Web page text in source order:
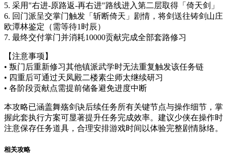
5. 采用"右进-原路返-再右进"路线进入第二层取得「倚天剑」
6. 回门派呈交掌门触发「斩断倚天」剧情，将剑送往铸剑山庄
欧潭林鉴定（需等待1时辰）
7. 最终交付掌门并消耗10000贡献完成全部套路修习
【注意事项】
• 叛门后重新修习其他镇派武学时无法重复触发该任务链
• 四重后可通过天凤殿二楼素尘师太继续研习
• 各阶段贡献点需提前储备避免进度中断
本攻略已涵盖舞殇剑诀后续任务所有关键节点与操作细节，掌
握此套执行方案可显著提升任务完成效率。建议少侠在操作时
注意保存任务道具，合理安排游戏时间以体验完整剧情脉络。
相关攻略